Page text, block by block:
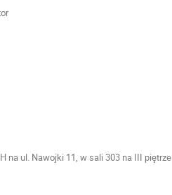
na ul. Nawojki 11, w sali 303 na III piętrze